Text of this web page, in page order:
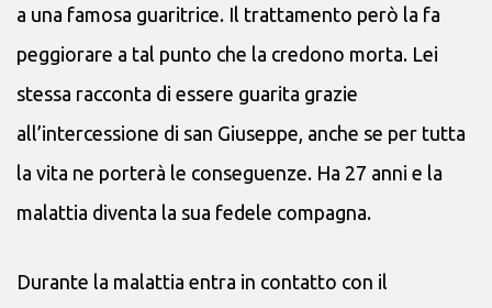
a una famosa guaritrice. Il trattamento però la fa
peggiorare a tal punto che la credono morta. Lei
stessa racconta di essere guarita grazie
all’intercessione di san Giuseppe, anche se per tutta
la vita ne porterà le conseguenze. Ha 27 anni e la
malattia diventa la sua fedele compagna.
Durante la malattia entra in contatto con il